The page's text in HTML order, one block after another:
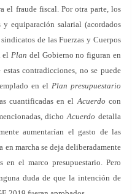
el fraude fiscal. Por otra parte, los
equiparación salarial (acordados
de las Fuerzas y Cuerpos
elPlan del Gobierno no figuran en
contradicciones, no se puede
en elPlan presupuestario
cuantificadas en elAcuerdo con
dichoAcuerdo detalla
aumentarían el gasto de las
marcha se deja deliberadamente
el marco presupuestario. Pero
duda de que la intención de